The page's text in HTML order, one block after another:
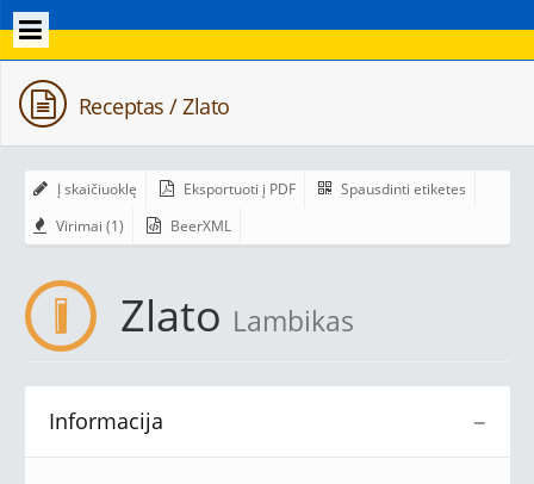
Receptas / Zlato
Į skaičiuoklę Eksportuoti į PDF
Spausdinti etiketes
Virimai (1)
BeerXML
Zlato Lambikas
−
Informacija